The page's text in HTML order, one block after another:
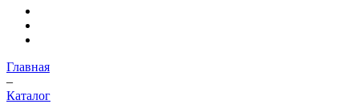
Главная
–
Каталог